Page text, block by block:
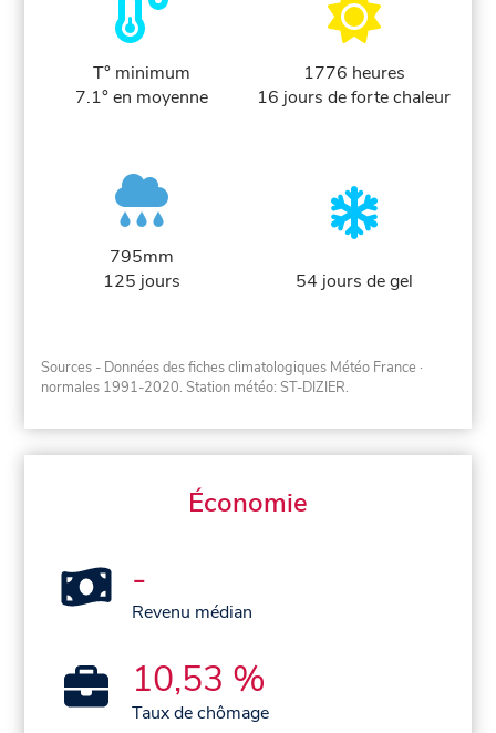
T° minimum
7.1° en moyenne
1776 heures
16 jours de forte chaleur
795mm
125 jours
54 jours de gel
Sources - Données des fiches climatologiques Météo France ·
normales 1991-2020. Station météo: ST-DIZIER.
Économie
-
Revenu médian
10,53 %
Taux de chômage